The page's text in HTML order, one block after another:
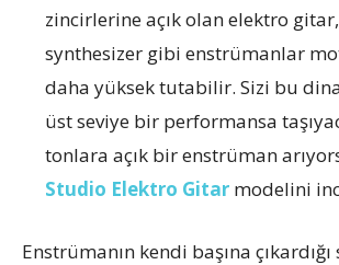
zincirlerine açık olan elektro
synthesizer gibi enstrümanlar
daha yüksek tutabilir. Sizi bu
üst seviye bir performansa
tonlara açık bir enstrüman
Studio Elektro Gitar modelini
Enstrümanın kendi başına